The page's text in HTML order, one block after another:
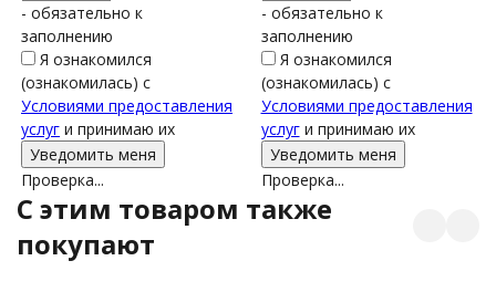
- обязательно к
заполнению
Я ознакомился
(ознакомилась) с
Условиями предоставления
услуг и принимаю их
Проверка...
- обязательно к
заполнению
Я ознакомился
(ознакомилась) с
Условиями предоставления
услуги принимаю их
Проверка...
C этим товаром также
покупают